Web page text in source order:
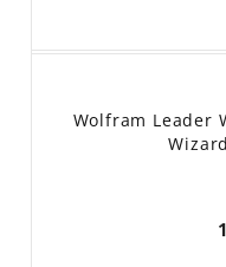
Wolfram Leader